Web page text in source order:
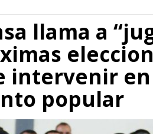
llama a
intervenir en
popular